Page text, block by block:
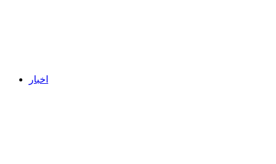
اخبار